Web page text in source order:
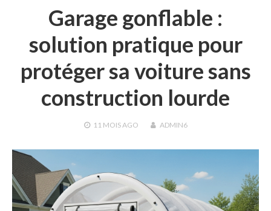
Garage gonflable :
solution pratique pour
protéger sa voiture sans
construction lourde
11 MOISAGO ADMIN6